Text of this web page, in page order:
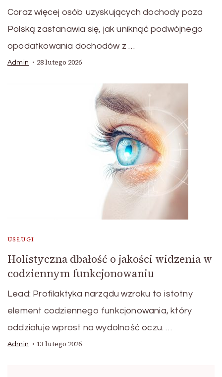
Coraz więcej osób uzyskujących dochody poza
Polską zastanawia się, jak uniknąć podwójnego
opodatkowania dochodów z …
Admin 28 lutego 2026
USŁUGI
Holistyczna dbałość o jakości widzenia w
codziennym funkcjonowaniu
Lead: Profilaktyka narządu wzroku to istotny
element codziennego funkcjonowania, który
oddziałuje wprost na wydolność oczu. …
Admin 13 lutego 2026